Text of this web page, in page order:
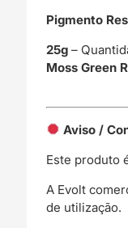
Pigmento
25g –
Moss Green
Aviso /
Este produto
A Evolt
de utilização.